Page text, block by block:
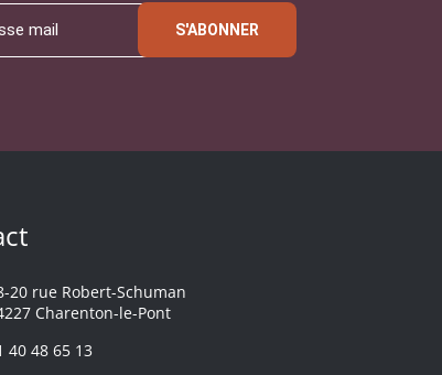
S'ABONNER
20 rue Robert-Schuman
Charenton-le-Pont
40 48 65 13